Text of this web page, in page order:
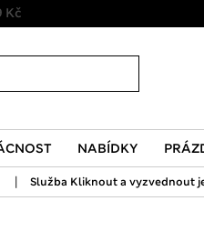
Kč
NABÍDKY
| Služba Kliknout a vyzvednout